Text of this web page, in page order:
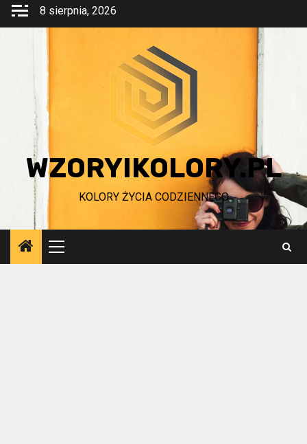
Przejdź
8 sierpnia, 2026
WZORYIKOLORY.PL
KOLORY ŻYCIA CODZIENNEGO
Menu
główne